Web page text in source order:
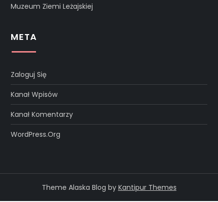
Muzeum Ziemi Leżajskiej
META
Zaloguj Się
Kanał Wpisów
Kanał Komentarzy
WordPress.org
Theme Alaska Blog by Kantipur Themes